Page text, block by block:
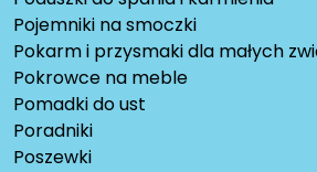
Pojemniki na smoczki
Pokarm i przysmaki dla małych
Pokrowce na meble
Pomadki do ust
Poradniki
Poszewki